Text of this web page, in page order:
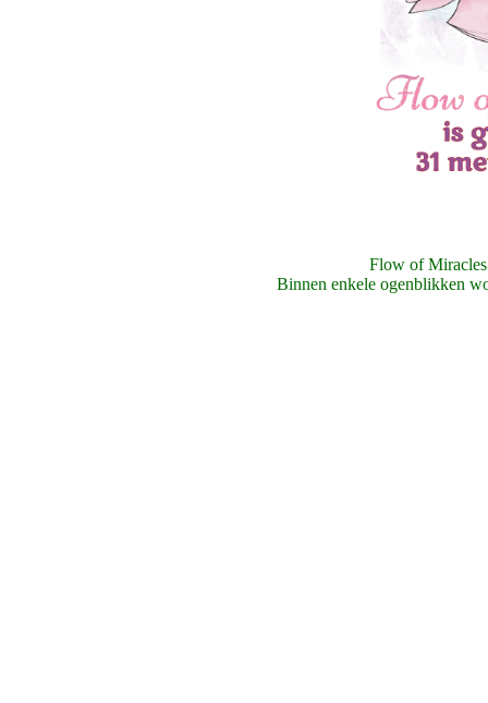
Flow of Miracles
Binnen enkele ogenblikken